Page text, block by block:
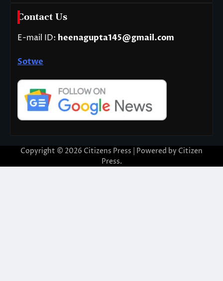
Contact Us
E-mail ID: heenagupta145@gmail.com
Sotwe
Copyright © 2026 Citizens Press | Powered by Citizen
Press.